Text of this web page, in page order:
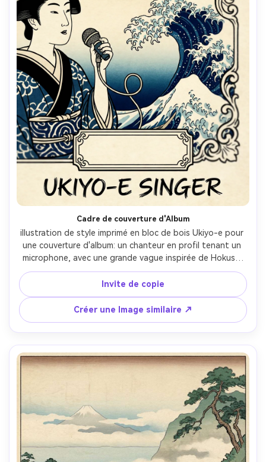
Cadre de couverture d'Album
illustration de style imprimé en bloc de bois Ukiyo-e pour
une couverture d'album: un chanteur en profil tenant un
microphone, avec une grande vague inspirée de Hokusai
se recourbant dans des bordures décoratives, lignes
audacieuses, dégradés bleus prussiens, fond crème
minimal, zone de titre vide dans une cartouche, texture
papier, design graphique moderne-meets-edo, objectif
85mm, profondeur de champ peu profonde, éclairage
cinématographique doux-AR 4:5
Invite de copie
Créer une Image similaire ↗